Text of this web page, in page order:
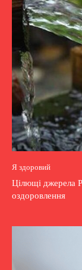
Я здоровий
Цілющі джерела
оздоровлення